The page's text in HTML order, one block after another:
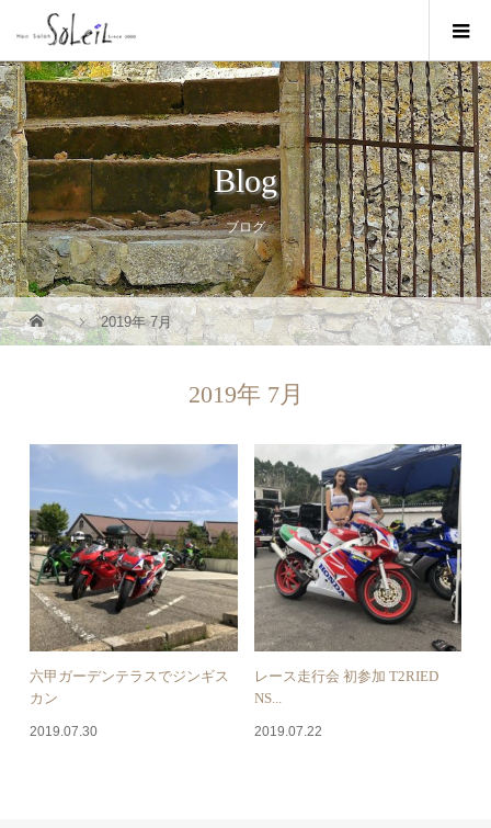
Blog
ブログ
2019年 7月
2019年 7月
六甲ガーデンテラスでジンギス
カン
2019.07.30
レース走行会 初参加 T2RIED
NS...
2019.07.22